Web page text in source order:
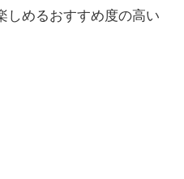
しめるおすすめ度の高い